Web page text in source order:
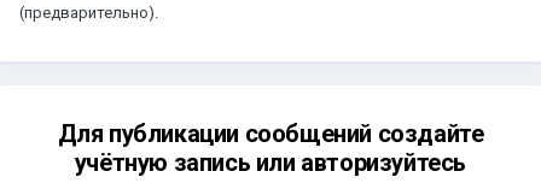
(предварительно).
Для публикации сообщений создайте
учётную запись или авторизуйтесь